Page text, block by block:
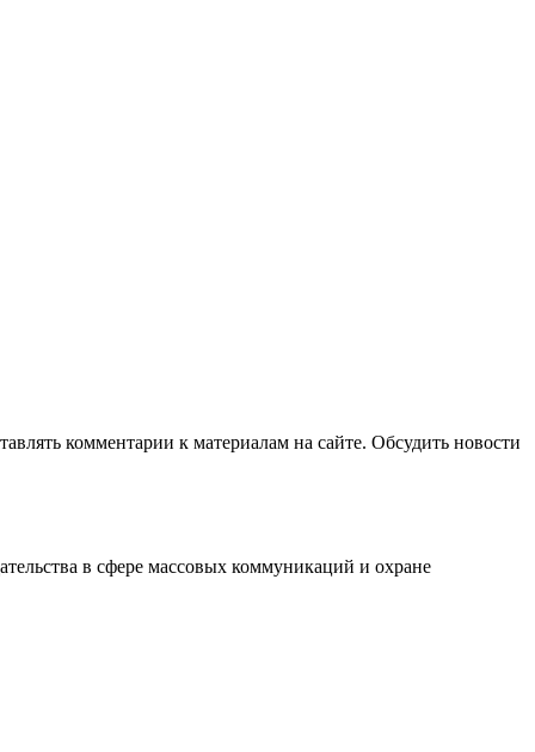
комментарии к материалам на сайте. Обсудить новости
в сфере массовых коммуникаций и охране